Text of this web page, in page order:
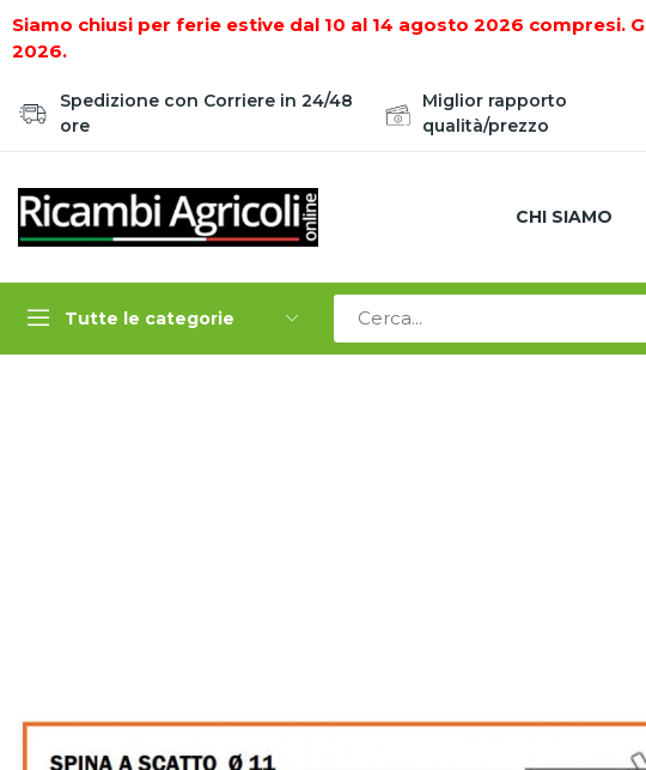
Siamo chiusi per ferie estive dal 10 al 14 agosto 2026
2026.
Spedizione con Corriere in 24/48
ore
Miglior rapporto
qualità/prezzo
CHI SIAMO
Tutte le categorie